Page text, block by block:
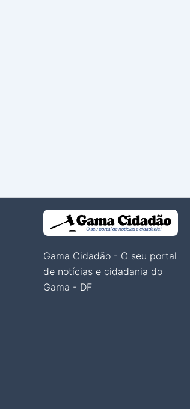
Gama Cidadão - O seu portal
de notícias e cidadania do
Gama - DF